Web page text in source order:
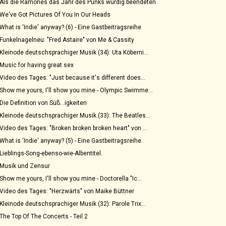
die Ramones das Jahr des Punks würdig beendeten
Got Pictures Of You In Our Heads
is 'Indie' anyway? (6) - Eine Gastbeitragsreihe
"Fred Astaire" von Me & Cassity
deutschsprachiger Musik (34): Uta Köberni...
for having great sex
des Tages: "Just because it's different does...
me yours, I'll show you mine - Olympic Swimme...
Definition von Süß...igkeiten
deutschsprachiger Musik (33): The Beatles...
des Tages: "Broken broken broken heart" von ...
is 'Indie' anyway? (5) - Eine Gastbeitragsreihe.
Song-ebenso-wie-Albentitel.
und Zensur
me yours, I'll show you mine - Doctorella "Ic...
des Tages: "Herzwärts" von Maike Büttner
deutschsprachiger Musik (32): Parole Trix...
Top Of The Concerts - Teil 2